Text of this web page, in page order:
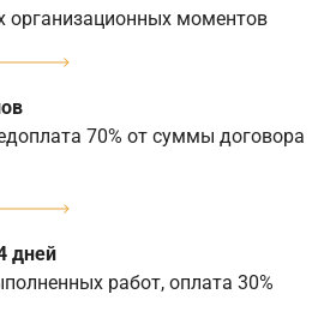
организационных моментов
70% от суммы договора
дней
работ, оплата 30%